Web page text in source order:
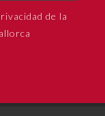
de la